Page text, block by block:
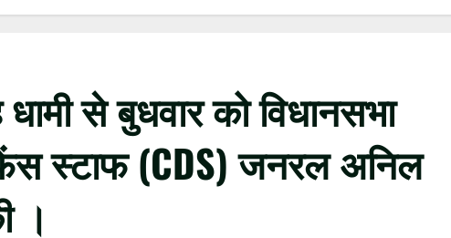
से बुधवार को विधानसभा
स्टाफ (CDS) जनरल अनिल
।